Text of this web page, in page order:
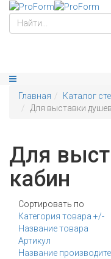
Главная Каталог
Для выставки
Для
кабин
Сортировать по
Категория товара +/-
Название товара
Артикул
Название